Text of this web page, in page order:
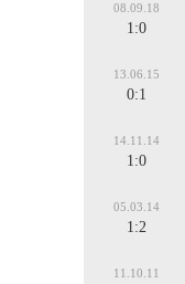
08.09.18
1:0
13.06.15
0:1
14.11.14
1:0
05.03.14
1:2
11.10.11